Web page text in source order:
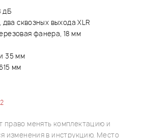
дБ
сквозных выхода XLR
фанера, 18 мм
35 мм
мм
право менять комплектацию и
изменения в инструкцию. Место